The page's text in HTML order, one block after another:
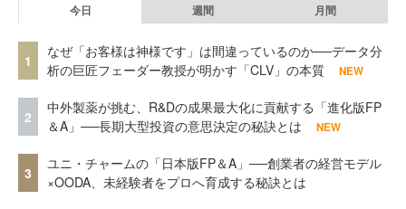
今日 週間 月間
1
なぜ「お客様は神様です」は間違っているのか──データ分
析の巨匠フェーダー教授が明かす「CLV」の本質
NEW
2
中外製薬が挑む、R&Dの成果最大化に貢献する「進化版FP
＆A」──長期大型投資の意思決定の秘訣とは
NEW
3
ユニ・チャームの「日本版FP＆A」──創業者の経営モデル
×OODA、未経験者をプロへ育成する秘訣とは